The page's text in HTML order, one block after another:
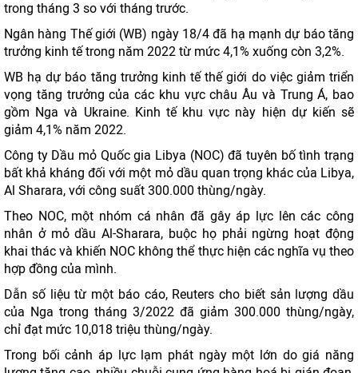
trong tháng 3 so với tháng trước.
Ngân hàng Thế giới (WB) ngày 18/4 đã hạ mạnh dự báo tăng
trưởng kinh tế trong năm 2022 từ mức 4,1% xuống còn 3,2%.
WB hạ dự báo tăng trưởng kinh tế thế giới do việc giảm triển
vọng tăng trưởng của các khu vực châu Âu và Trung Á, bao
gồm Nga và Ukraine. Kinh tế khu vực này hiện dự kiến sẽ
giảm 4,1% năm 2022.
Công ty Dầu mỏ Quốc gia Libya (NOC) đã tuyên bố tình trạng
bất khả kháng đối với một mỏ dầu quan trọng khác của Libya,
Al Sharara, với công suất 300.000 thùng/ngày.
Theo NOC, một nhóm cá nhân đã gây áp lực lên các công
nhân ở mỏ dầu Al-Sharara, buộc họ phải ngừng hoạt động
khai thác và khiến NOC không thể thực hiện các nghĩa vụ theo
hợp đồng của mình.
Dẫn số liệu từ một báo cáo, Reuters cho biết sản lượng dầu
của Nga trong tháng 3/2022 đã giảm 300.000 thùng/ngày,
chỉ đạt mức 10,018 triệu thùng/ngày.
Trong bối cảnh áp lực lạm phát ngày một lớn do giá năng